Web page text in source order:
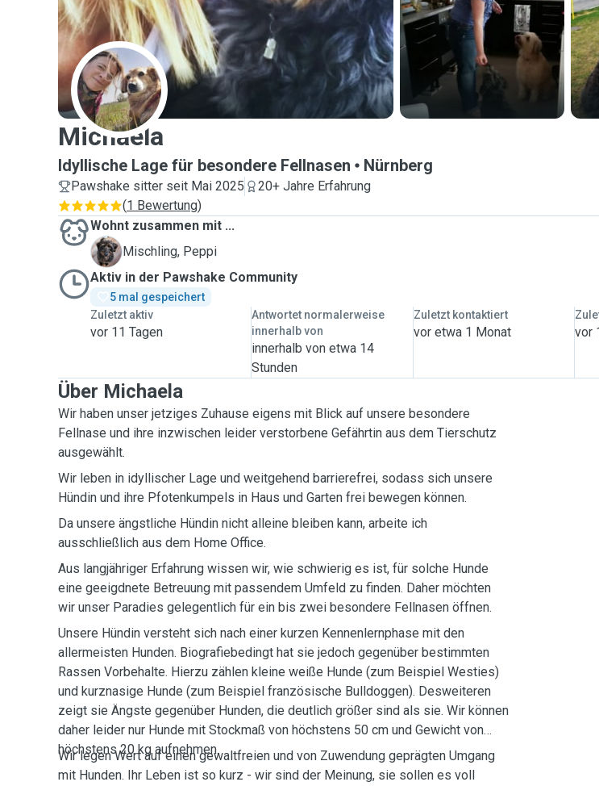
M
Michaela
Idyllische Lage für besondere Fellnasen Nürnberg
Pawshake sitter seit Mai 2025
20+ Jahre Erfahrung
(1 Bewertung)
Wohnt zusammen mit ...
P
Mischling, Peppi
Aktiv in der Pawshake Community
5 mal gespeichert
Zuletzt aktiv
vor 11 Tagen
Antwortet normalerweise
innerhalb von
innerhalb von etwa 14
Stunden
Zuletzt kontaktiert
vor etwa 1 Monat vor
Über Michaela
Wir haben unser jetziges Zuhause eigens mit Blick auf unsere besondere
Fellnase und ihre inzwischen leider verstorbene Gefährtin aus dem Tierschutz
ausgewählt.
Wir leben in idyllischer Lage und weitgehend barrierefrei, sodass sich unsere
Hündin und ihre Pfotenkumpels in Haus und Garten frei bewegen können.
Da unsere ängstliche Hündin nicht alleine bleiben kann, arbeite ich
ausschließlich aus dem Home Office.
Aus langjähriger Erfahrung wissen wir, wie schwierig es ist, für solche Hunde
eine geeigdnete Betreuung mit passendem Umfeld zu finden. Daher möchten
wir unser Paradies gelegentlich für ein bis zwei besondere Fellnasen öffnen.
Unsere Hündin versteht sich nach einer kurzen Kennenlernphase mit den
allermeisten Hunden. Biografiebedingt hat sie jedoch gegenüber bestimmten
Rassen Vorbehalte. Hierzu zählen kleine weiße Hunde (zum Beispiel Westies)
und kurznasige Hunde (zum Beispiel französische Bulldoggen). Desweiteren
zeigt sie Ängste gegenüber Hunden, die deutlich größer sind als sie. Wir können
daher leider nur Hunde mit Stockmaß von höchstens 50 cm und Gewicht von
höchstens 20 kg aufnehmen.
Wir legen Wert auf einen gewaltfreien und von Zuwendung geprägten Umgang
mit Hunden. Ihr Leben ist so kurz - wir sind der Meinung, sie sollen es voll